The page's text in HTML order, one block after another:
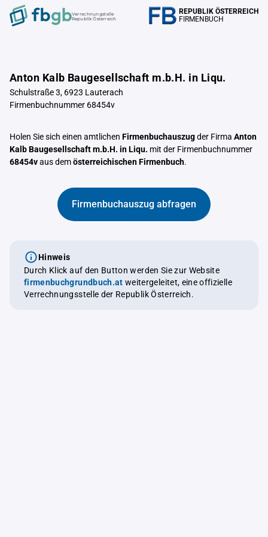
Verrechnungstelle
Republik Österreich
REPUBLIK ÖSTERREICH
FIRMENBUCH
Anton Kalb Baugesellschaft m.b.H. in Liqu.
Schulstraße 3, 6923 Lauterach
Firmenbuchnummer 68454v
Holen Sie sich einen amtlichen Firmenbuchauszugder Firma Anton
Kalb Baugesellschaft m.b.H. in Liqu. mit der Firmenbuchnummer
68454vaus demösterreichischen Firmenbuch.
Firmenbuchauszug abfragen
Hinweis
Durch Klick auf den Button werden Sie zur Website
firmenbuchgrundbuch.at weitergeleitet, eine offizielle
Verrechnungsstelle der Republik Österreich.